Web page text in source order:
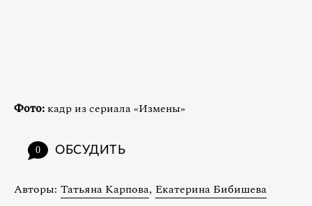
Фото: кадр из сериала «Измены»
0 ОБСУДИТЬ
Авторы: Татьяна Карпова, Екатерина Бибишева